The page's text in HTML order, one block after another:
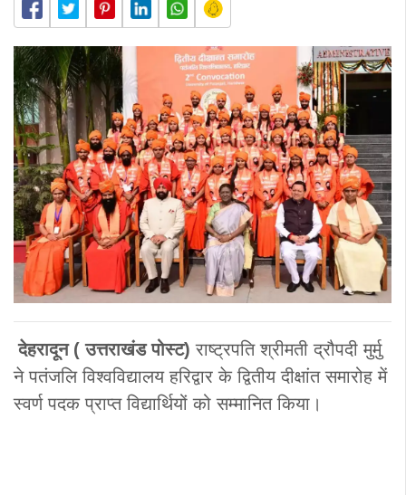
देहरादून ( उत्तराखंड पोस्ट) राष्ट्रपति श्रीमती द्रौपदी मुर्मु
ने पतंजलि विश्वविद्यालय हरिद्वार के द्वितीय दीक्षांत समारोह में
स्वर्ण पदक प्राप्त विद्यार्थियों को सम्मानित किया।